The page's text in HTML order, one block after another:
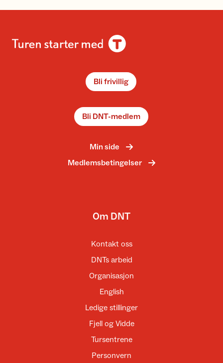
Bli frivillig
Bli DNT-medlem
Min side
Medlemsbetingelser
Om DNT
Kontakt oss
DNTs arbeid
Organisasjon
English
Ledige stillinger
Fjell og Vidde
Tursentrene
Personvern